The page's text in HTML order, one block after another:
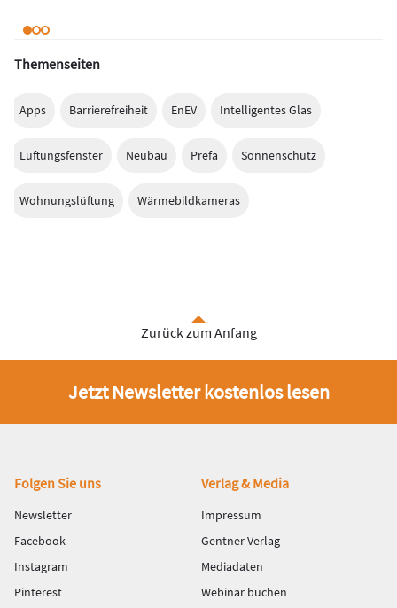
Themenseiten
Apps Barrierefreiheit EnEV Intelligentes Glas
Lüftungsfenster Neubau Prefa Sonnenschutz
Wohnungslüftung Wärmebildkameras
Zurück zum Anfang
Jetzt Newsletter kostenlos lesen
Fußbereich
Folgen Sie uns
Newsletter
Facebook
Instagram
Pinterest
Verlag & Media
Impressum
Gentner Verlag
Mediadaten
Webinar buchen